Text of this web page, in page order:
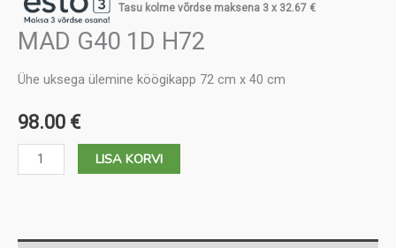
Tasu kolme võrdse maksena 3 x 32.67 €
MAD G40 1D H72
Ühe uksega ülemine köögikapp 72 cm x 40 cm
98.00 €
MAD
G40
LISA KORVI